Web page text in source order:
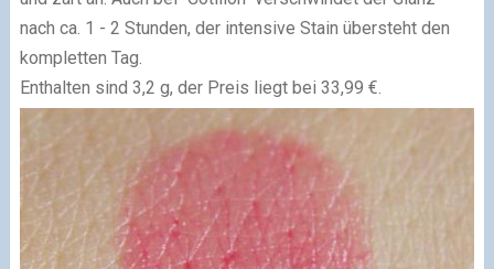
nach ca. 1 - 2 Stunden, der intensive Stain übersteht den
kompletten Tag.
Enthalten sind 3,2 g, der Preis liegt bei 33,99 €.